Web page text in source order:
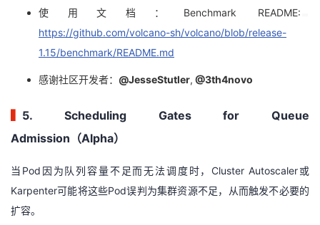
使用文档：Benchmark README:
https://github.com/volcano-sh/volcano/blob/release-
1.15/benchmark/README.md
感谢社区开发者： @JesseStutler, @3th4novo
5. Scheduling Gates for Queue
Admission（Alpha）
当Pod因为队列容量不足而无法调度时，Cluster Autoscaler或
Karpenter可能将这些Pod误判为集群资源不足，从而触发不必要的
扩容。